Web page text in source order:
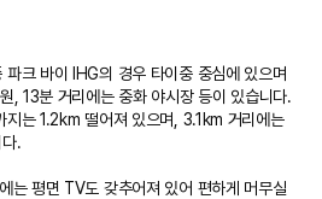
파크 바이 IHG의 경우 타이중 중심에 있으며
, 13분 거리에는 중화 야시장 등이 있습니다.
지는 1.2km 떨어져 있으며, 3.1km 거리에는
.
는 평면 TV도 갖추어져 있어 편하게 머무실